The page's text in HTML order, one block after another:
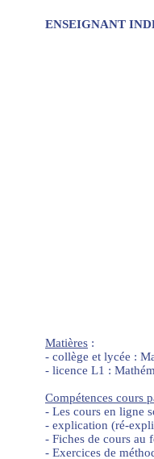
ENSEIGNANT
Matières :
- collège et lycée :
- licence L1 :
Compétences cours
- Les cours en ligne
- explication (ré-
- Fiches de cours au
- Exercices de